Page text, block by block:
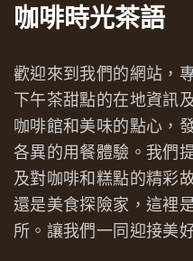
咖啡時光茶語
歡迎來到我們的網站，
下午茶甜點的在地資訊
咖啡館和美味的點心，
各異的用餐體驗。我們
及對咖啡和糕點的精彩
還是美食探險家，這裡
所。讓我們一同迎接美